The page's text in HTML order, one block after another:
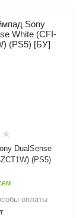
DualSense
(PS5)
оплаты